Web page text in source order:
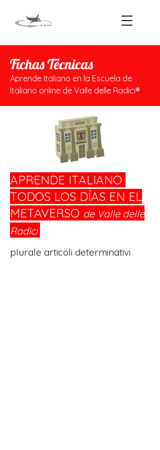
Fichas Técnicas
Aprende Italiano en la Escuela de
Italiano online de Valle delle Radici®
APRENDE ITALIANO
TODOS LOS DÍAS EN EL
METAVERSO de Valle delle
Radici
plurale articoli determinativi